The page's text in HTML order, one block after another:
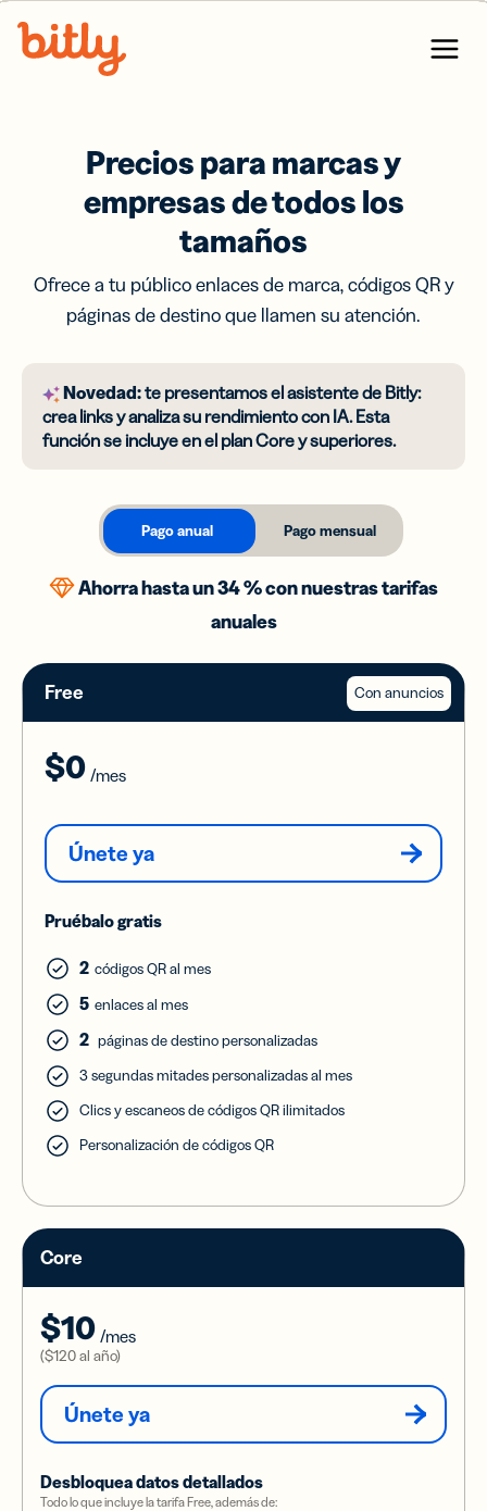
Menu
Precios para marcas y
empresas de todos los
tamaños
Ofrece a tu público enlaces de marca, códigos QR y
páginas de destino que llamen su atención.
Novedad:te presentamos el asistente de Bitly:
crea links y analiza su rendimiento con IA. Esta
función se incluye en el plan Core y superiores.
Ahorra hasta un 34 % con nuestras tarifas
anuales
Pago anual Pago mensual
Con anuncios
Free
$0 /mes
Únete ya
Pruébalo gratis
2 códigos QR al mes
5 enlaces al mes
2 páginas de destino personalizadas
3 segundas mitades personalizadas al mes
Clics y escaneos de códigos QR ilimitados
Personalización de códigos QR
Core
$10 /mes
($120al año)
Únete ya
Desbloquea datos detallados
Todo lo que incluye la tarifa Free, además de: